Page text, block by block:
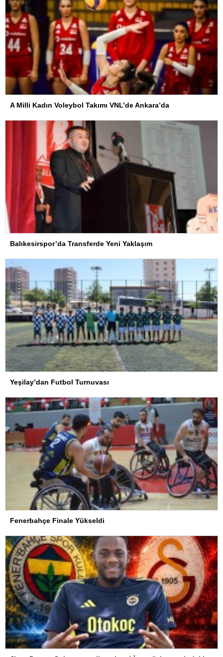
A Milli Kadın Voleybol Takımı VNL’de Ankara’da
Balıkesirspor’da Transferde Yeni Yaklaşım
Yeşilay’dan Futbol Turnuvası
Fenerbahçe Finale Yükseldi